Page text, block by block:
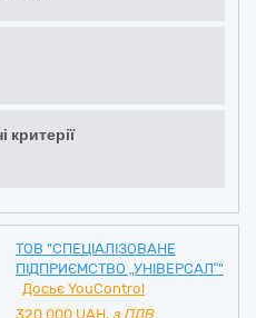
критерії
ТОВ "СПЕЦІАЛІЗОВАНЕ
ПІДПРИЄМСТВО „УНІВЕРСАЛ“"
Досьє YouControl
320 000 UAH, з ПДВ